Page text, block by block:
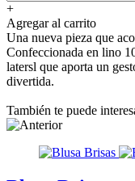
+
Agregar al carrito
Una nueva pieza que
Confeccionada en lino
latersl que aporta un
divertida.
También te puede